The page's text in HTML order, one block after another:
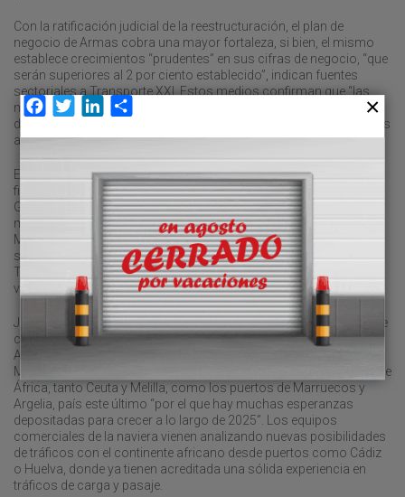
Con la ratificación judicial de la reestructuración, el plan de
negocio de Armas cobra una mayor fortaleza, si bien, el mismo
establece crecimientos “prudentes” en sus cifras de negocio, “que
serán superiores al 2 por ciento establecido”, indican fuentes
sectoriales a Transporte XXI. Estos medios confirman que “las
mayores expectativas se centran en el negocio del Estrecho,
donde hay un potencial de crecimiento del 29 por ciento, según los
análisis de Abencys”.
En este sentido, una de sus potencialidades es haber ganado a
finales del pasado año el concurso abierto por la Dirección
General de la Marina Mercante para la explotación durante un
máximo de cuatro años de las dos líneas marítimas que unen
Melilla con Almería y Motril (Granada), dos líneas declaradas de
servicio público en las que ha colocado el buque “Volcán de
Timanfaya”, un ferri con capacidad para 950 pasajeros, 350
vehículos y 1.350 metros lineales de carga.
Junto a eso, la compañía viene gestionando importantes flujos de
carga y pasaje en las líneas de la zona del Estrecho y el Mar de
Alborán, con rutas regulares desde los puertos de Almería,
Málaga, Motril y Algeciras con los principales enclaves del norte de
África, tanto Ceuta y Melilla, como los puertos de Marruecos y
Argelia, país este último “por el que hay muchas esperanzas
depositadas para crecer a lo largo de 2025”. Los equipos
comerciales de la naviera vienen analizando nuevas posibilidades
de tráficos con el continente africano desde puertos como Cádiz
o Huelva, donde ya tienen acreditada una sólida experiencia en
tráficos de carga y pasaje.
Facebook
TwitterLinkedIn